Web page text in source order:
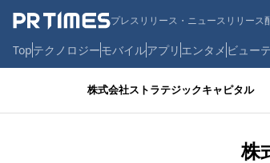
プレスリリース・ニュースリリース
Topテクノロジーモバイルアプリ エンタメ ビュー
株式会社ストラテジックキャピタル
株